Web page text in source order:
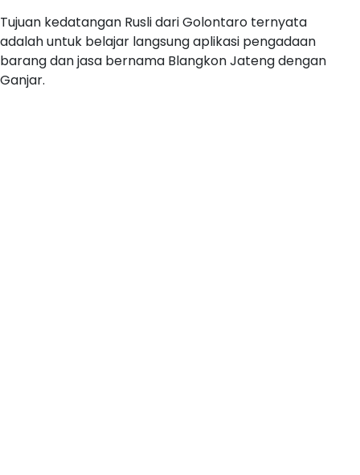
Tujuan kedatangan Rusli dari Golontaro ternyata
adalah untuk belajar langsung aplikasi pengadaan
barang dan jasa bernama Blangkon Jateng dengan
Ganjar.